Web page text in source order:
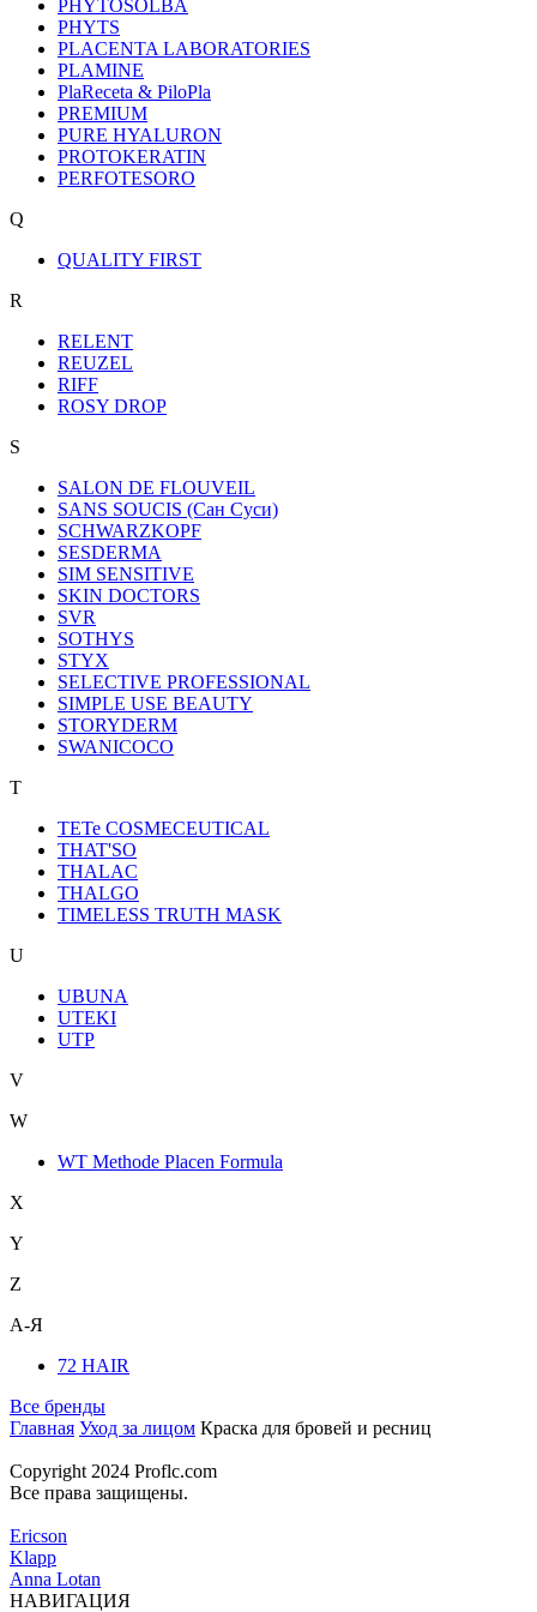
PHYTOSOLBA
PHYTS
PLACENTA LABORATORIES
PLAMINE
PlaReceta & PiloPla
PREMIUM
PURE HYALURON
PROTOKERATIN
PERFOTESORO
Q
QUALITY FIRST
R
RELENT
REUZEL
RIFF
ROSY DROP
S
SALON DE FLOUVEIL
SANS SOUCIS (Сан Суси)
SCHWARZKOPF
SESDERMA
SIM SENSITIVE
SKIN DOCTORS
SVR
SOTHYS
STYX
SELECTIVE PROFESSIONAL
SIMPLE USE BEAUTY
STORYDERM
SWANICOCO
T
TETe COSMECEUTICAL
THAT'SO
THALAC
THALGO
TIMELESS TRUTH MASK
U
UBUNA
UTEKI
UTP
V
W
WT Methode Placen Formula
X
Y
Z
А-Я
72 HAIR
Все бренды
Главная Уход за лицом Краска для бровей и ресниц
Copyright 2024 Proflc.com
Все права защищены.
Ericson
Klapp
Anna Lotan
НАВИГАЦИЯ